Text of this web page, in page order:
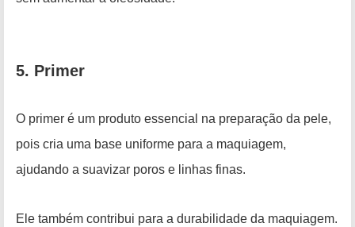
5. Primer
O primer é um produto essencial na preparação da pele,
pois cria uma base uniforme para a maquiagem,
ajudando a suavizar poros e linhas finas.
Ele também contribui para a durabilidade da maquiagem.